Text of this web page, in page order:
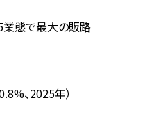
業態で最大の販路
、2025年）